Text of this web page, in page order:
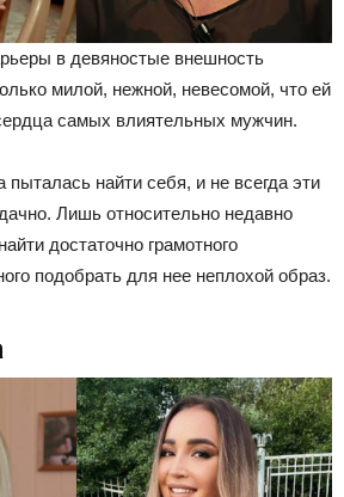
в девяностые внешность
милой, нежной, невесомой, что ей
самых влиятельных мужчин.
пыталась найти себя, и не всегда эти
Лишь относительно недавно
достаточно грамотного
подобрать для нее неплохой образ.